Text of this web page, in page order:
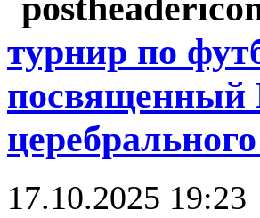
турнир по
посвященный
17.10.2025 19:23